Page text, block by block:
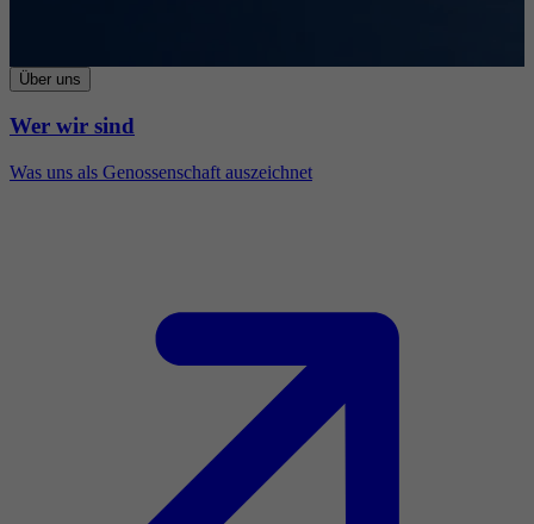
Über uns
Wer wir sind
Was uns als Genossenschaft auszeichnet